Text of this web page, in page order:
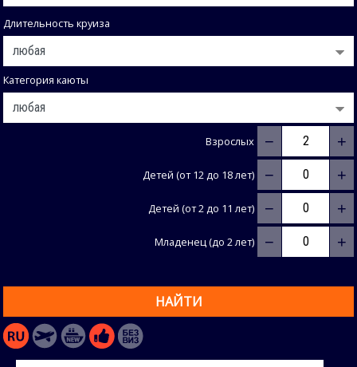
Длительность круиза
Категория каюты
Взрослых − +
Детей (от 12 до 18 лет) − +
Детей (от 2 до 11 лет) − +
Младенец (до 2 лет) − +
НАЙТИ